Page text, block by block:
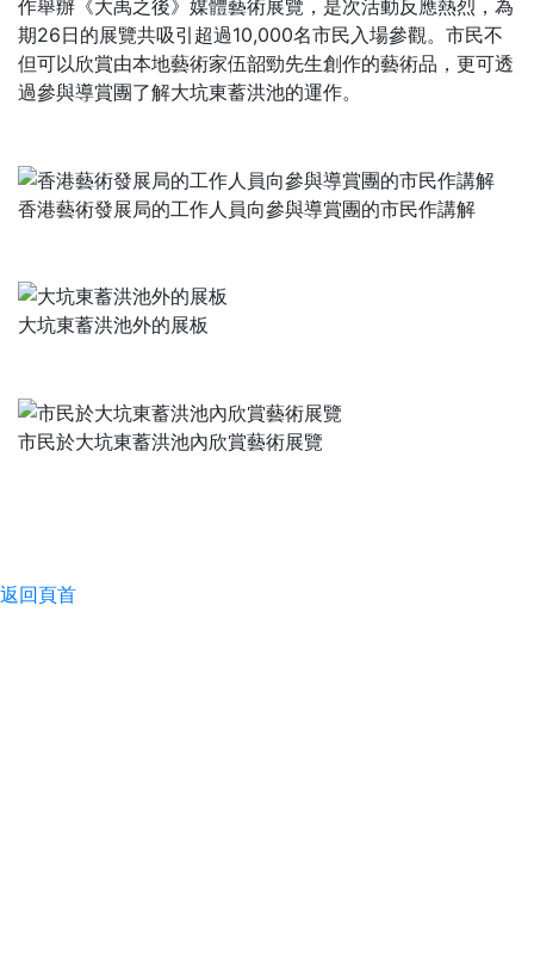
作舉辦《大禹之後》媒體藝術展覽，是次活動反應熱烈，為
期26日的展覽共吸引超過10,000名市民入場參觀。市民不
但可以欣賞由本地藝術家伍韶勁先生創作的藝術品，更可透
過參與導賞團了解大坑東蓄洪池的運作。
香港藝術發展局的工作人員向參與導賞團的市民作講解
大坑東蓄洪池外的展板
市民於大坑東蓄洪池內欣賞藝術展覽
返回頁首